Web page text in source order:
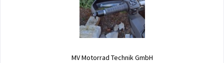
MV Motorrad Technik GmbH